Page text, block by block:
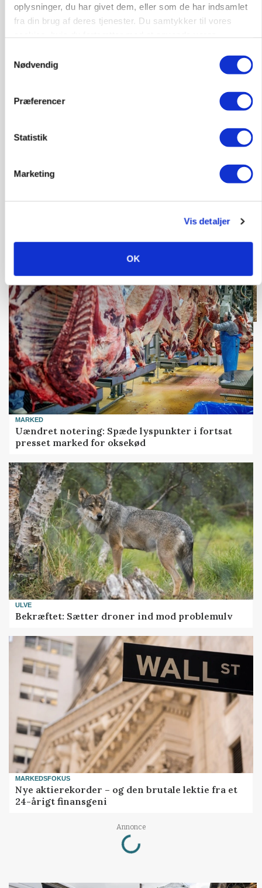
oplysninger, du har givet dem, eller som de har indsamlet
fra din brug af deres tjenester. Du samtykker til vores
Nødvendig
Præferencer
Statistik
Marketing
Vis detaljer
OK
Snart kan man søge tilskud til naturprojekter
Før såmaskinen kører: Her er efterårets største
Annonce
Loading...
MARKED
Uændret notering: Spæde lyspunkter i fortsat
presset marked for oksekød
ULVE
Bekræftet: Sætter droner ind mod problemulv
MARKEDSFOKUS
Nye aktierekorder – og den brutale lektie fra et
24-årigt finansgeni
Annonce
Loading...